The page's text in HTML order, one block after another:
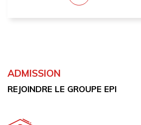
ADMISSION
REJOINDRE LE GROUPE EPI